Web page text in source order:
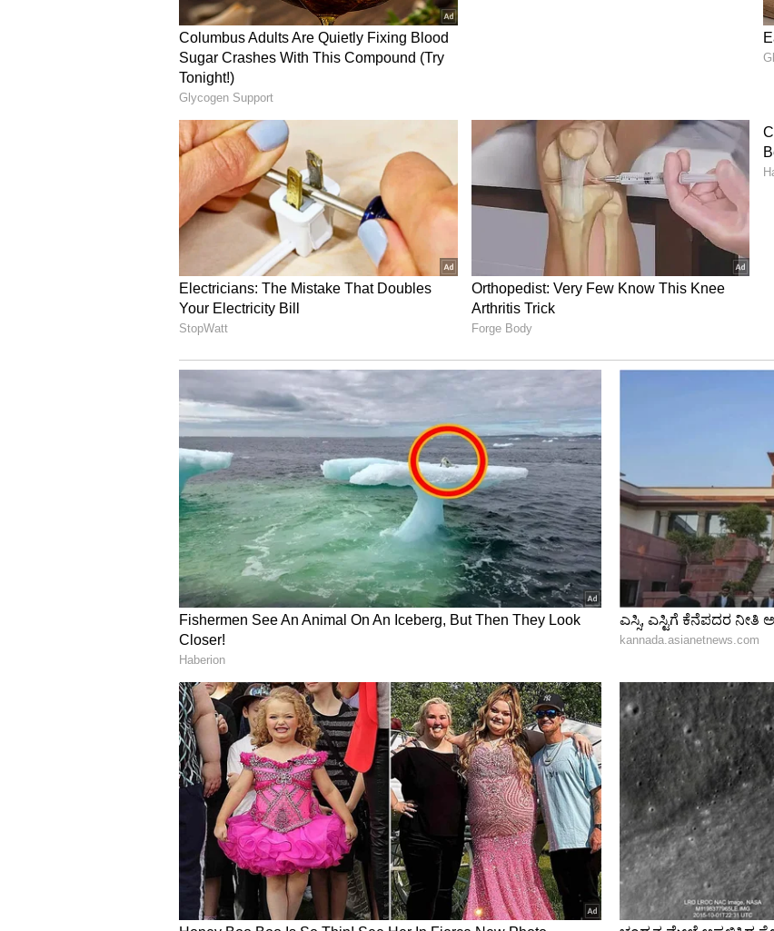
ಜಮೀನುಗಳಲ್ಲಿ ದೊಣ್ಣೆ , ನಾಯಿಗಳನ್ನು ಹಿಡಿದು ಕಾವಲು ಕಾಯುತ್ತಿರುವ ರೈತರು ಹೈರಣಾಗಿದ್ದಾರೆ. ಈ ಹಿಂದೆ ದರ
ಸಿಗದೇ ಕಂಗಾಲಾದರೆ, ಈ ಬಾರಿ ಬೆಳೆ ಉಳಿಸಿ ಕೊಳ್ಳೋದೇ ದೊಡ್ಡ ಸವಾಲಾಗಿ ಪರಿಣಮಿಸಿದೆ.